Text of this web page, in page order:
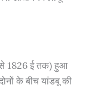
से 1826 ई तक) हुआ
के बीच यांडबू की